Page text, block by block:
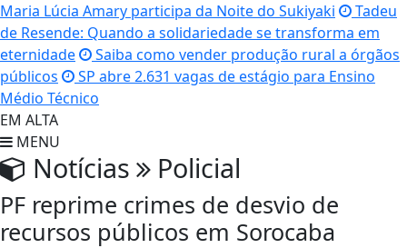
Maria Lúcia Amary participa da Noite do Sukiyaki
Tadeu
de Resende: Quando a solidariedade se transforma em
eternidade
Saiba como vender produção rural a órgãos
públicos
SP abre 2.631 vagas de estágio para Ensino
Médio Técnico
EM ALTA
MENU
Notícias Policial
PF reprime crimes de desvio de
recursos públicos em Sorocaba